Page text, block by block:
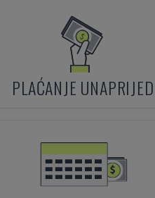
PLAĆANJE UNAPRIJED